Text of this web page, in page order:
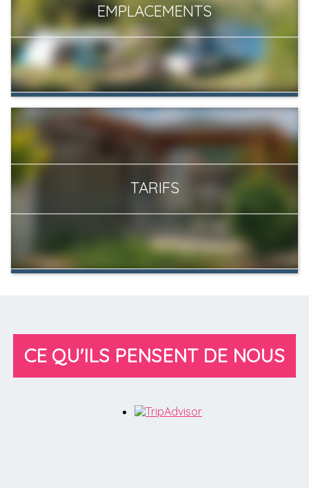
EMPLACEMENTS
TARIFS
CE QU'ILS PENSENT DE NOUS